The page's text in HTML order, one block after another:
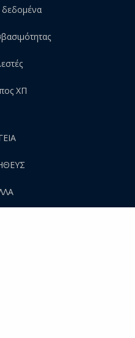
ΧΠ